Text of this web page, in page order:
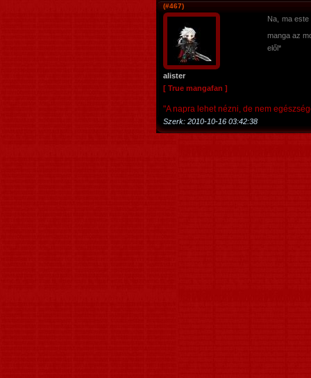
(#467)
alister
[ True mangafan ]
Na, ma
manga az
elől*
"A napra lehet nézni, de nem
Szerk: 2010-10-16 03:42:38